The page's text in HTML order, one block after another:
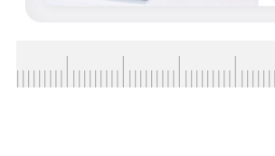
LES FIXATIONS POUR MIROIR